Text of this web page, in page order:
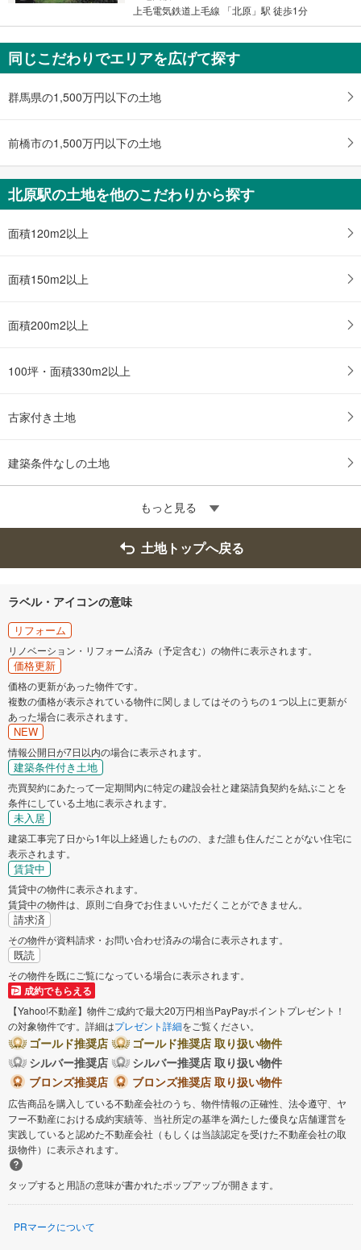
上毛電気鉄道上毛線 「北原」駅 徒歩1分
同じこだわりでエリアを広げて探す
群馬県の1,500万円以下の土地
前橋市の1,500万円以下の土地
北原駅の土地を他のこだわりから探す
面積120m2以上
面積150m2以上
面積200m2以上
100坪・面積330m2以上
古家付き土地
建築条件なしの土地
もっと見る
土地トップへ戻る
ラベル・アイコンの意味
リフォーム
リノベーション・リフォーム済み（予定含む）の物件に表示されます。
価格更新
価格の更新があった物件です。
複数の価格が表示されている物件に関しましてはそのうちの１つ以上に更新が
あった場合に表示されます。
NEW
情報公開日が7日以内の場合に表示されます。
建築条件付き土地
売買契約にあたって一定期間内に特定の建設会社と建築請負契約を結ぶことを
条件にしている土地に表示されます。
未入居
建築工事完了日から1年以上経過したものの、まだ誰も住んだことがない住宅に
表示されます。
賃貸中
賃貸中の物件に表示されます。
賃貸中の物件は、原則ご自身でお住まいいただくことができません。
請求済
その物件が資料請求・お問い合わせ済みの場合に表示されます。
既読
その物件を既にご覧になっている場合に表示されます。
成約でもらえる
【Yahoo!不動産】物件ご成約で最大20万円相当PayPayポイントプレゼント！
の対象物件です。詳細はプレゼント詳細をご覧ください。
ゴールド推奨店
ゴールド推奨店 取り扱い物件
シルバー推奨店
シルバー推奨店 取り扱い物件
ブロンズ推奨店
ブロンズ推奨店 取り扱い物件
広告商品を購入している不動産会社のうち、物件情報の正確性、法令遵守、ヤ
フー不動産における成約実績等、当社所定の基準を満たした優良な店舗運営を
実践していると認めた不動産会社（もしくは当該認定を受けた不動産会社の取
扱物件）に表示されます。
タップすると用語の意味が書かれたポップアップが開きます。
PRマークについて